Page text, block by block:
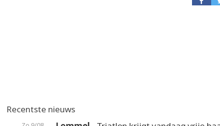
Recentste nieuws